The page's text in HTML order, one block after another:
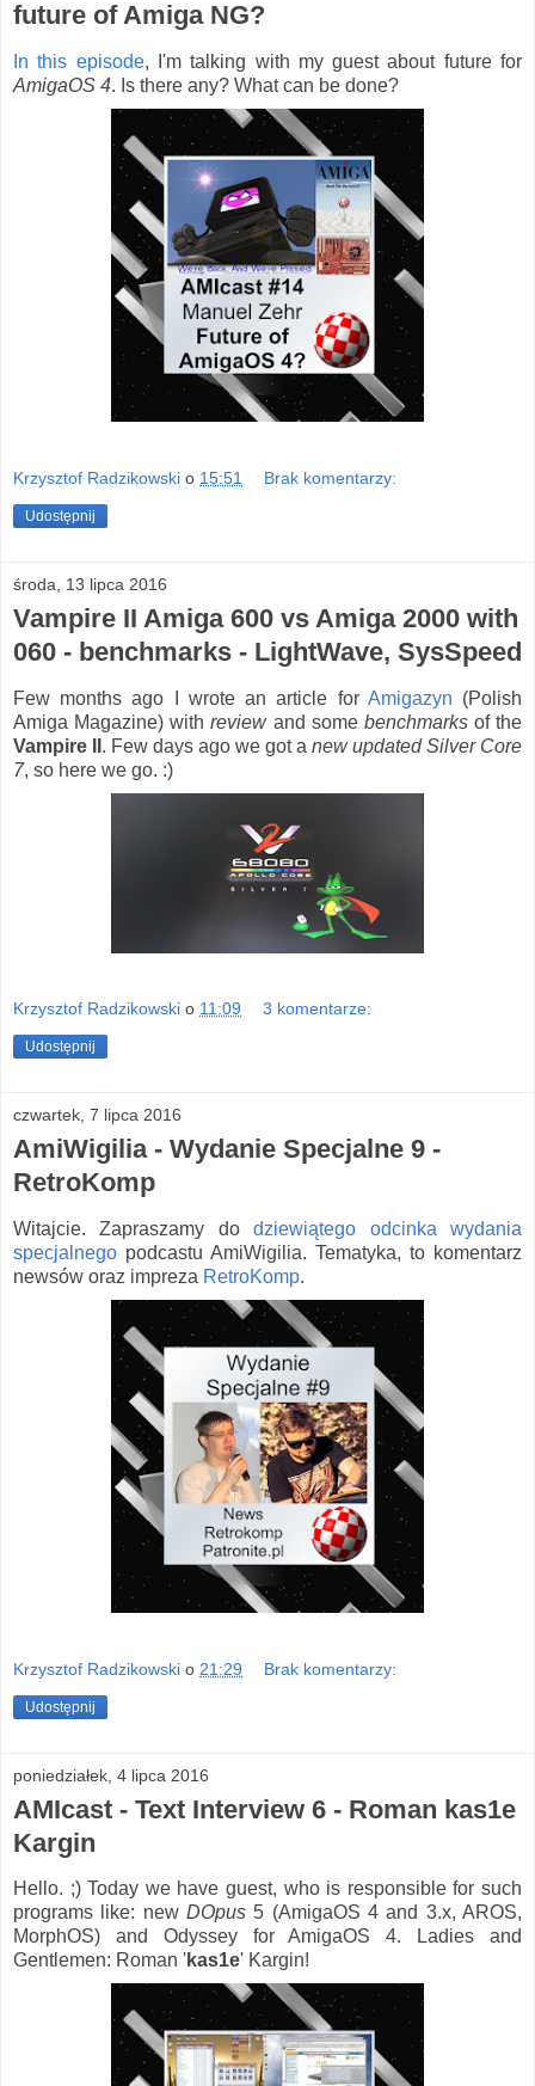
future of Amiga NG?
In this episode, I'm talking with my guest about future for
AmigaOS 4. Is there any? What can be done?
Krzysztof Radzikowski o 15:51 Brak komentarzy:
Udostępnij
środa, 13 lipca 2016
Vampire II Amiga 600 vs Amiga 2000 with
060 - benchmarks - LightWave, SysSpeed
Few months ago I wrote an article for Amigazyn (Polish
Amiga Magazine) withreviewand some benchmarksof the
Vampire II . Few days ago we got a new updated Silver Core
7, so here we go. :)
Krzysztof Radzikowski o 11:09 3 komentarze:
Udostępnij
czwartek, 7 lipca 2016
AmiWigilia - Wydanie Specjalne 9 -
RetroKomp
Witajcie. Zapraszamy dodziewiątego odcinka wydania
specjalnego podcastu AmiWigilia. Tematyka, to komentarz
newsów oraz impreza RetroKomp.
Krzysztof Radzikowski o 21:29 Brak komentarzy:
Udostępnij
poniedziałek, 4 lipca 2016
AMIcast - Text Interview 6 - Roman kas1e
Kargin
Hello. ;) Today we have guest, who is responsible for such
programs like: new DOpus 5 (AmigaOS 4 and 3.x, AROS,
MorphOS) and Odyssey for AmigaOS 4. Ladies and
Gentlemen: Roman 'kas1e' Kargin!